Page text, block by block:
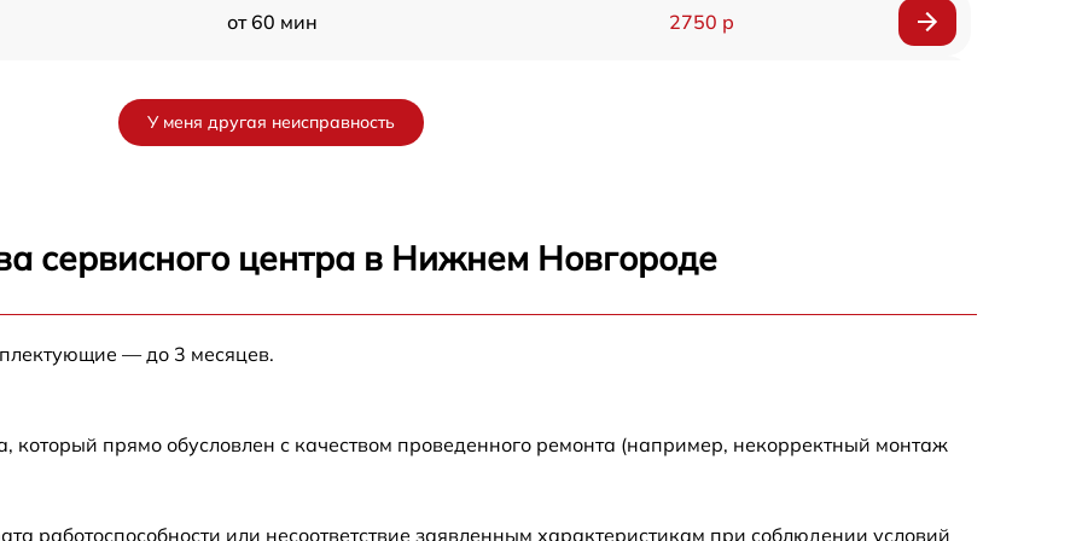
от 60 мин 2750 р
от 60 мин
У меня другая неисправность
сервисного центра в Нижнем Новгороде
— до 3 месяцев.
который прямо обусловлен с качеством проведенного ремонта (например, некорректный монтаж
работоспособности или несоответствие заявленным характеристикам при соблюдении условий